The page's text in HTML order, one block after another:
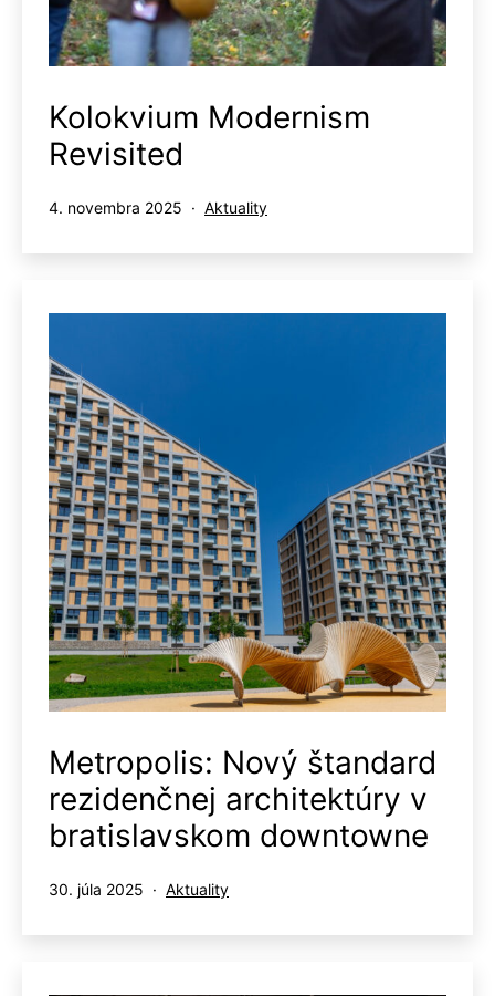
Kolokvium Modernism
Revisited
Publikované
4. novembra 2025
Kategorizované
Aktuality
Metropolis: Nový štandard
rezidenčnej architektúry v
bratislavskom downtowne
Publikované
30. júla 2025
Kategorizované
Aktuality